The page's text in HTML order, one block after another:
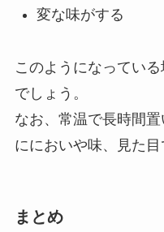
変な味がする
このようになってい
でしょう。
なお、常温で長時間
ににおいや味、見た目
まとめ